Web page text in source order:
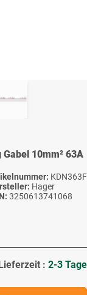
10mm² 63A
KDN363F
Hager
3250613741068
: 2-3 Tage